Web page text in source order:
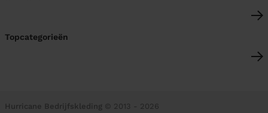
Topcategorieën
Hurricane Bedrijfskleding © 2013 - 2026